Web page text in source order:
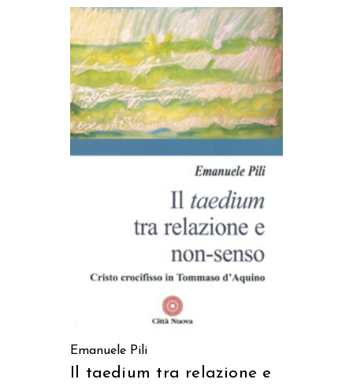
AGGIUNGI AL CARRELLO
Emanuele Pili
Il taedium tra relazione e